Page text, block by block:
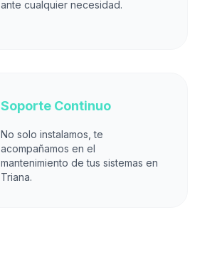
ante cualquier necesidad.
Soporte Continuo
No solo instalamos, te
acompañamos en el
mantenimiento de tus sistemas en
Triana.